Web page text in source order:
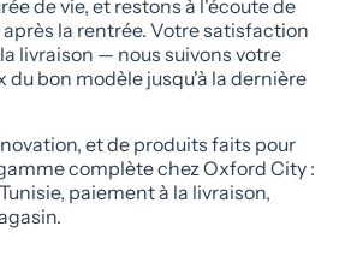
de vie, et restons à l'écoute de
la rentrée. Votre satisfaction
livraison — nous suivons votre
du bon modèle jusqu'à la dernière
et de produits faits pour
complète chez Oxford City :
paiement à la livraison,